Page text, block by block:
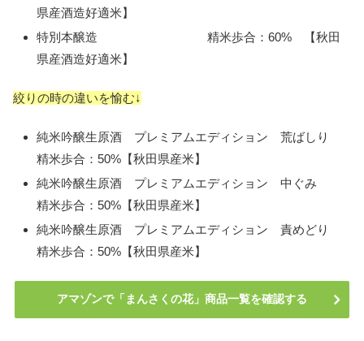
県産酒造好適米】
特別本醸造 精米歩合：60% 【秋田
県産酒造好適米】
絞りの時の違いを愉む↓
純米吟醸生原酒 プレミアムエディション 荒ばしり
精米歩合：50%【秋田県産米】
純米吟醸生原酒 プレミアムエディション 中ぐみ
精米歩合：50%【秋田県産米】
純米吟醸生原酒 プレミアムエディション 責めどり
精米歩合：50%【秋田県産米】
アマゾンで「まんさくの花」商品一覧を確認する